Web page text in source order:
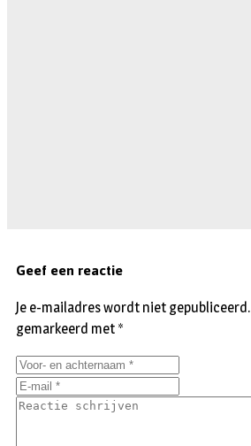
Geef een reactie
Je e-mailadres wordt niet gepubliceerd.
gemarkeerd met *